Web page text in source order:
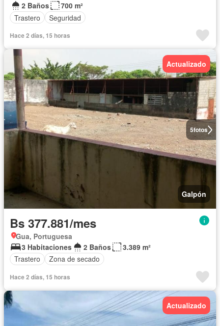
2 Baños
700 m²
Trastero
Seguridad
Hace 2 días, 15 horas
5fotos
Actualizado
Galpón
Bs 377.881/mes
Gua, Portuguesa
3 Habitaciones
2 Baños
3.389 m²
Trastero
Zona de secado
Hace 2 días, 15 horas
Actualizado